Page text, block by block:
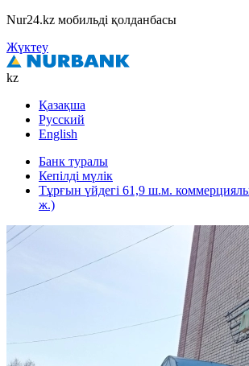
Nur24.kz мобильді қолданбасы
Жүктеу
kz
Қазақша
Русский
English
Банк туралы
Кепілді мүлік
Тұрғын үйдегі 61,9 ш.м.
ж.)